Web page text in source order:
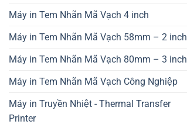
Máy in Tem Nhãn Mã Vạch 4 inch
Máy in Tem Nhãn Mã Vạch 58mm – 2 inch
Máy in Tem Nhãn Mã Vạch 80mm – 3 inch
Máy in Tem Nhãn Mã Vạch Công Nghiệp
Máy in Truyền Nhiệt - Thermal Transfer
Printer